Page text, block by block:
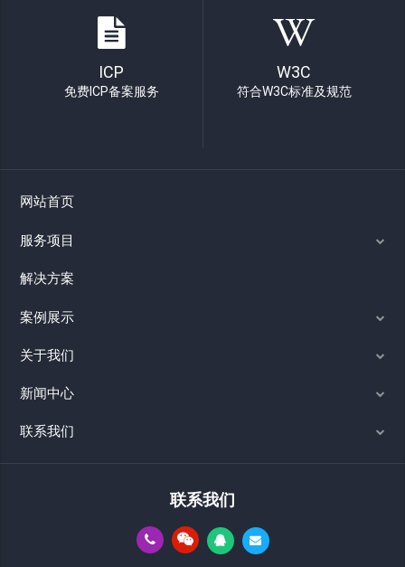
ICP
免费ICP备案服务
W3C
符合W3C标准及规范
网站首页
服务项目
解决方案
案例展示
关于我们
新闻中心
联系我们
联系我们